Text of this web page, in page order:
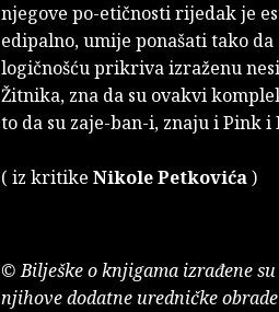
njegove po-etičnosti rijedak je
edipalno, umije ponašati tako
logičnošću prikriva izraženu
Žitnika, zna da su ovakvi
to da su zaje-ban-i, znaju i Pink i
( iz kritike Nikole Petkovića)
© Bilješke o knjigama izrađene
njihove dodatne uredničke